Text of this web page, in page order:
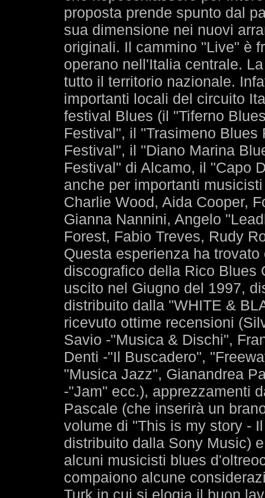
proposta prende spunto dal
sua dimensione nei nuovi
originali. Il cammino "Live" è
operano nell'Italia centrale.
tutto il territorio nazionale.
importanti locali del circuito
festival Blues (il "Tiferno
Festival", il "Trasimeno
Festival", il "Diano Marina
Festival" di Alcamo, il "Capo
anche per importanti
Charlie Wood, Aida Cooper,
Gianna Nannini, Angelo
Forest, Fabio Treves, Rudy
Questa esperienza ha
discografico della Rico Blues
uscito nel Giugno del 1997,
distribuito dalla "WHITE &
ricevuto ottime recensioni
Savio -"Musica & Dischi",
Denti -"Il Buscadero",
"Musica Jazz", Gianandrea
-"Jam" ecc.), apprezzamenti
Pascale (che inserirà un
volume di "This is my story -
distribuito dalla Sony Music)
alcuni musicisti blues
compaiono alcune
Turk in cui si elogia il buon